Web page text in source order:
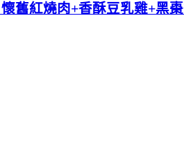
舊紅燒肉+香酥豆乳雞+黑